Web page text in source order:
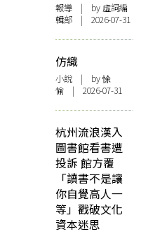
報導 | by 虛詞編
輯部 | 2026-07-31
仿織
小說 | by 悇
愉 | 2026-07-31
杭州流浪漢入
圖書館看書遭
投訴 館方覆
「讀書不是讓
你自覺高人一
等」戳破文化
資本迷思